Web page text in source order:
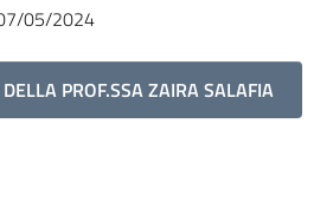
05/2024
PROF.SSA ZAIRA SALAFIA